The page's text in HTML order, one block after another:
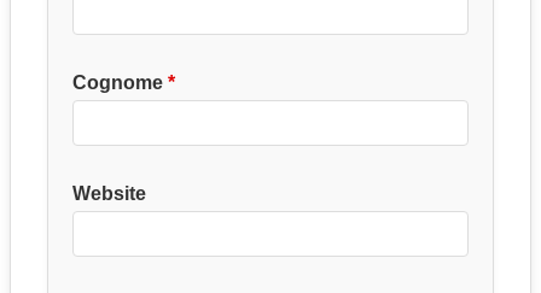
Cognome
Website